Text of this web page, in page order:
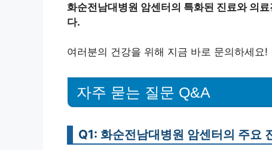
화순전남대병원 암센터의 특화된 진료와 의
다.
여러분의 건강을 위해 지금 바로 문의하세요!
자주 묻는 질문 Q&A
Q1: 화순전남대병원 암센터의 주요